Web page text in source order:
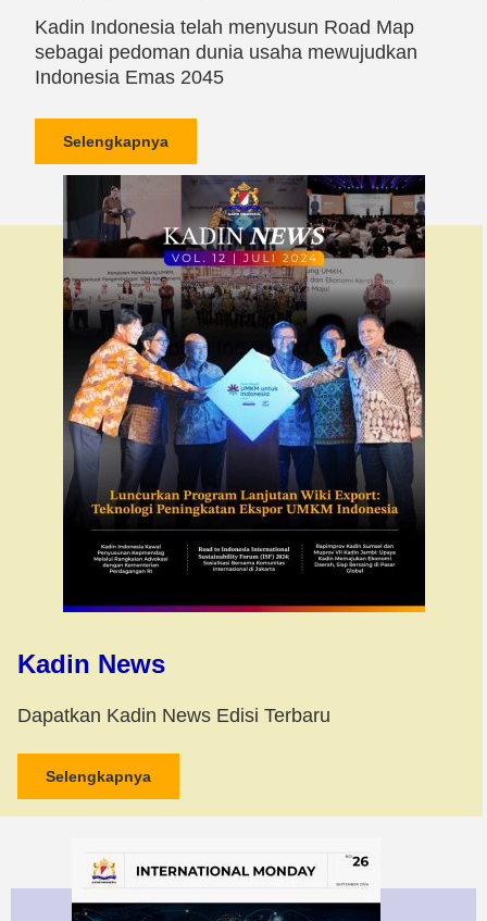
Kadin Indonesia telah menyusun Road Map
sebagai pedoman dunia usaha mewujudkan
Indonesia Emas 2045
Selengkapnya
Kadin News
Dapatkan Kadin News Edisi Terbaru
Selengkapnya